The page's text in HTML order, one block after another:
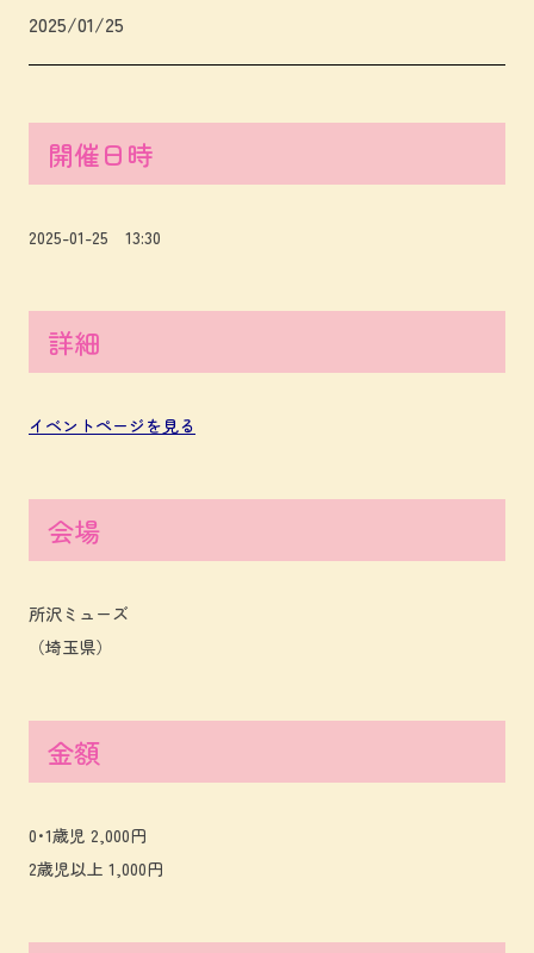
2025/01/25
開催日時
2025-01-25 13:30
詳細
イベントページを見る
会場
所沢ミューズ
（埼玉県）
金額
0･1歳児 2,000円
2歳児以上 1,000円